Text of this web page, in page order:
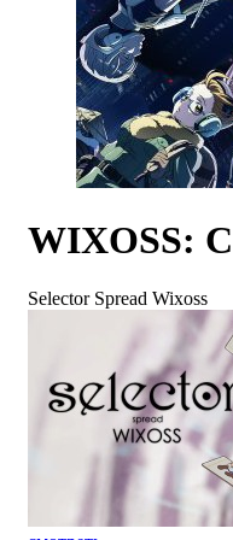
WIXOSS:
Selector Spread Wixoss